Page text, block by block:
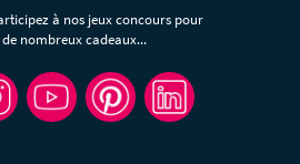
à nos jeux concours pour
nombreux cadeaux...